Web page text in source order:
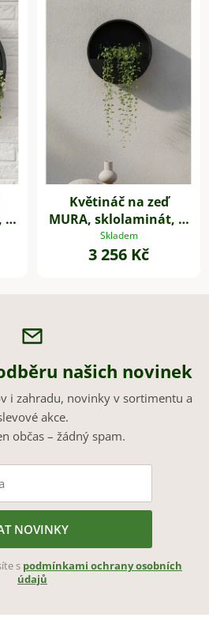
Ø
Květináč na zeď
MURA, sklolaminát, Ø
50 cm, černá
Skladem
3 256 Kč
našich novinek
i zahradu, novinky v sortimentu a
akce.
občas – žádný spam.
NOVINKY
s podmínkami ochrany osobních
údajů